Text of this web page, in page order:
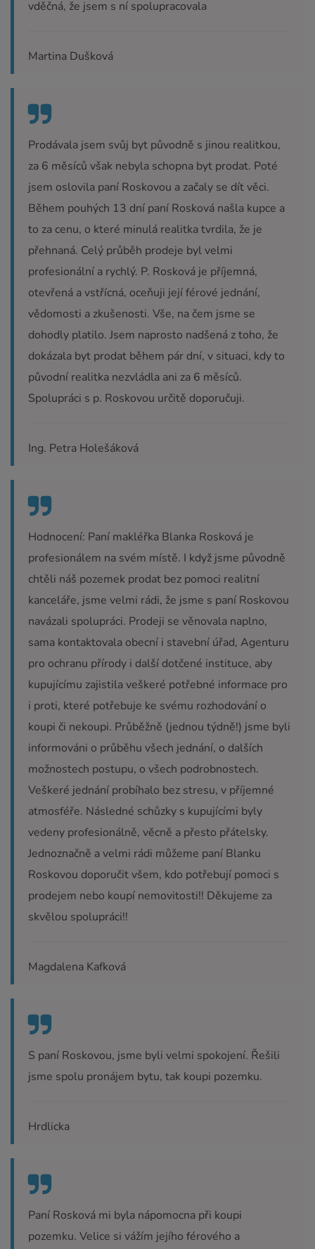
vděčná, že jsem s ní spolupracovala
Martina Dušková
Prodávala jsem svůj byt původně s jinou realitkou,
za 6 měsíců však nebyla schopna byt prodat. Poté
jsem oslovila paní Roskovou a začaly se dít věci.
Během pouhých 13 dní paní Rosková našla kupce a
to za cenu, o které minulá realitka tvrdila, že je
přehnaná. Celý průběh prodeje byl velmi
profesionální a rychlý. P. Rosková je příjemná,
otevřená a vstřícná, oceňuji její férové jednání,
vědomosti a zkušenosti. Vše, na čem jsme se
dohodly platilo. Jsem naprosto nadšená z toho, že
dokázala byt prodat během pár dní, v situaci, kdy to
původní realitka nezvládla ani za 6 měsíců.
Spolupráci s p. Roskovou určitě doporučuji.
Ing. Petra Holešáková
Hodnocení: Paní makléřka Blanka Rosková je
profesionálem na svém místě. I když jsme původně
chtěli náš pozemek prodat bez pomoci realitní
kanceláře, jsme velmi rádi, že jsme s paní Roskovou
navázali spolupráci. Prodeji se věnovala naplno,
sama kontaktovala obecní i stavební úřad, Agenturu
pro ochranu přírody i další dotčené instituce, aby
kupujícímu zajistila veškeré potřebné informace pro
i proti, které potřebuje ke svému rozhodování o
koupi či nekoupi. Průběžně (jednou týdně!) jsme byli
informováni o průběhu všech jednání, o dalších
možnostech postupu, o všech podrobnostech.
Veškeré jednání probíhalo bez stresu, v příjemné
atmosféře. Následné schůzky s kupujícími byly
vedeny profesionálně, věcně a přesto přátelsky.
Jednoznačně a velmi rádi můžeme paní Blanku
Roskovou doporučit všem, kdo potřebují pomoci s
prodejem nebo koupí nemovitosti!! Děkujeme za
skvělou spolupráci!!
Magdalena Kafková
S paní Roskovou, jsme byli velmi spokojení. Řešili
jsme spolu pronájem bytu, tak koupi pozemku.
Hrdlicka
Paní Rosková mi byla nápomocna při koupi
pozemku. Velice si vážím jejího férového a